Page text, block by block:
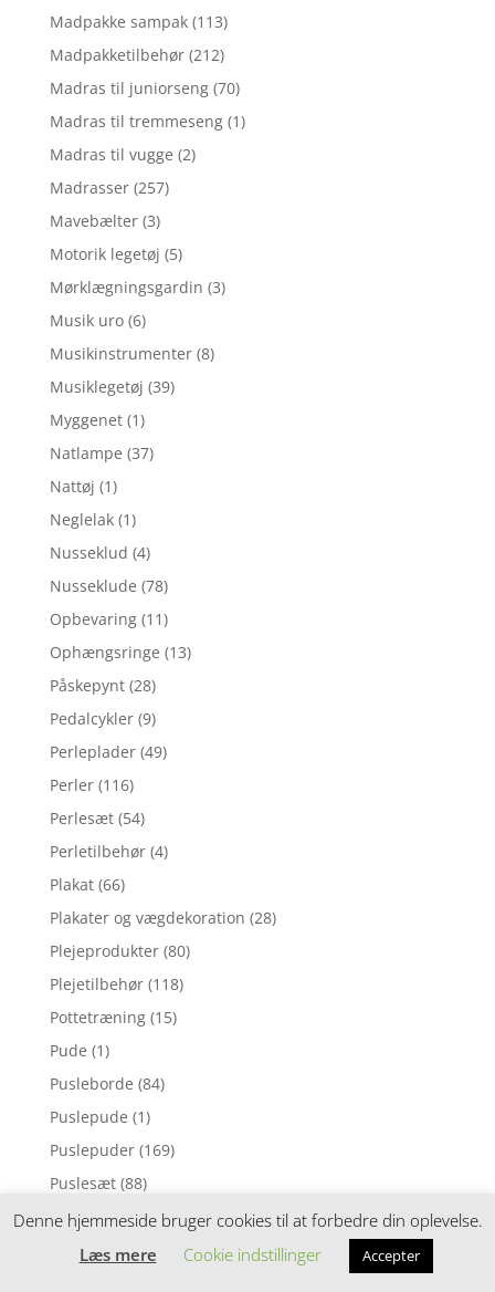
Madpakke sampak (113)
Madpakketilbehør (212)
Madras til juniorseng (70)
Madras til tremmeseng (1)
Madras til vugge (2)
Madrasser (257)
Mavebælter (3)
Motorik legetøj (5)
Mørklægningsgardin (3)
Musik uro (6)
Musikinstrumenter (8)
Musiklegetøj (39)
Myggenet (1)
Natlampe (37)
Nattøj (1)
Neglelak (1)
Nusseklud (4)
Nusseklude (78)
Opbevaring (11)
Ophængsringe (13)
Påskepynt (28)
Pedalcykler (9)
Perleplader (49)
Perler (116)
Perlesæt (54)
Perletilbehør (4)
Plakat (66)
Plakater og vægdekoration (28)
Plejeprodukter (80)
Plejetilbehør (118)
Pottetræning (15)
Pude (1)
Pusleborde (84)
Puslepude (1)
Puslepuder (169)
Puslesæt (88)
Puslespil (7)
Pusletaske (53)
Denne hjemmeside bruger cookies til at forbedre din oplevelse.
Læs mere
Cookie indstillinger Accepter